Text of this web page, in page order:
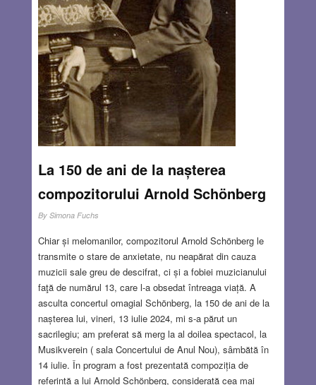
SEP 19, 2024 13 COMMENTS
La 150 de ani de la nașterea
compozitorului Arnold Schönberg
By Simona Fuchs
Chiar și melomanilor, compozitorul Arnold Schönberg le
transmite o stare de anxietate, nu neapărat din cauza
muzicii sale greu de descifrat, ci și a fobiei muzicianului
faţă de numărul 13, care l-a obsedat întreaga viață. A
asculta concertul omagial Schönberg, la 150 de ani de la
nașterea lui, vineri, 13 iulie 2024, mi s-a părut un
sacrilegiu; am preferat să merg la al doilea spectacol, la
Musikverein ( sala Concertului de Anul Nou), sâmbătă în
14 iulie. În program a fost prezentată compoziția de
referință a lui Arnold Schönberg, considerată cea mai